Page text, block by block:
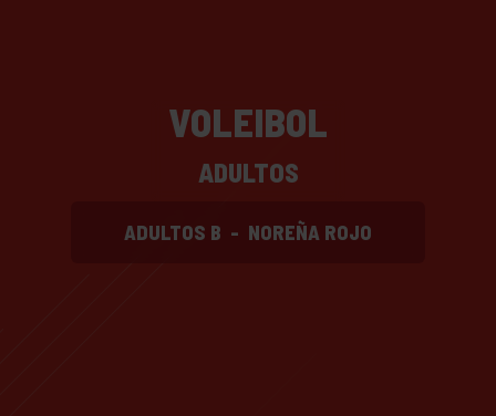
VOLEIBOL
ADULTOS
ADULTOS B - NOREÑA ROJO